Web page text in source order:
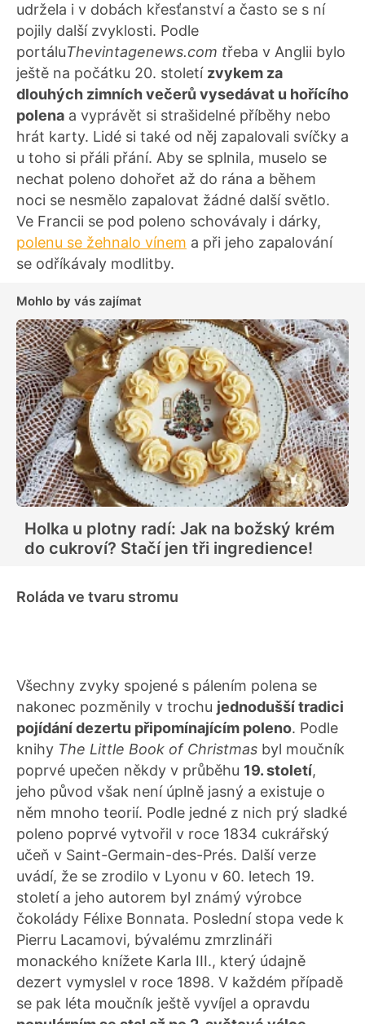
udržela i v dobách křesťanství a často se s ní
pojily další zvyklosti. Podle
portáluThevintagenews.com třeba v Anglii bylo
ještě na počátku 20. století zvykem za
dlouhých zimních večerů vysedávat u hořícího
polena a vyprávět si strašidelné příběhy nebo
hrát karty. Lidé si také od něj zapalovali svíčky a
u toho si přáli přání. Aby se splnila, muselo se
nechat poleno dohořet až do rána a během
noci se nesmělo zapalovat žádné další světlo.
Ve Francii se pod poleno schovávaly i dárky,
polenu se žehnalo vínem a při jeho zapalování
se odříkávaly modlitby.
Mohlo by vás zajímat
Holka u plotny radí: Jak na božský krém
do cukroví? Stačí jen tři ingredience!
Roláda ve tvaru stromu
Všechny zvyky spojené s pálením polena se
nakonec pozměnily v trochu jednodušší tradici
pojídání dezertu připomínajícím poleno. Podle
knihy The Little Book of Christmas byl moučník
poprvé upečen někdy v průběhu 19. století,
jeho původ však není úplně jasný a existuje o
něm mnoho teorií. Podle jedné z nich prý sladké
poleno poprvé vytvořil v roce 1834 cukrářský
učeň v Saint-Germain-des-Prés. Další verze
uvádí, že se zrodilo v Lyonu v 60. letech 19.
století a jeho autorem byl známý výrobce
čokolády Félixe Bonnata. Poslední stopa vede k
Pierru Lacamovi, bývalému zmrzlináři
monackého knížete Karla III., který údajně
dezert vymyslel v roce 1898. V každém případě
se pak léta moučník ještě vyvíjel a opravdu